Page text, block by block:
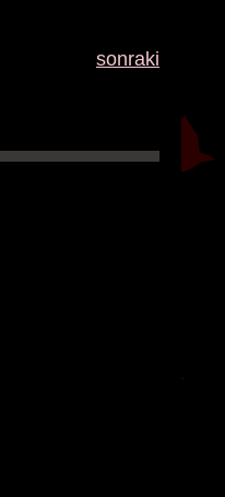
sonraki